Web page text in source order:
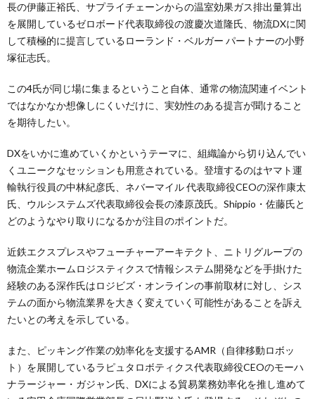
長の伊藤正裕氏、サプライチェーンからの温室効果ガス排出量算出
を展開しているゼロボード代表取締役の渡慶次道隆氏、物流DXに関
して積極的に提言しているローランド・ベルガー パートナーの小野
塚征志氏。
この4氏が同じ場に集まるということ自体、通常の物流関連イベント
ではなかなか想像しにくいだけに、実効性のある提言が聞けること
を期待したい。
DXをいかに進めていくかというテーマに、組織論から切り込んでい
くユニークなセッションも用意されている。登壇するのはヤマト運
輸執行役員の中林紀彦氏、ネバーマイル 代表取締役CEOの深作康太
氏、ウルシステムズ代表取締役会長の漆原茂氏。Shippio・佐藤氏と
どのようなやり取りになるかが注目のポイントだ。
近鉄エクスプレスやフューチャーアーキテクト、ニトリグループの
物流企業ホームロジスティクスで情報システム開発などを手掛けた
経験のある深作氏はロジビズ・オンラインの事前取材に対し、シス
テムの面から物流業界を大きく変えていく可能性があることを訴え
たいとの考えを示している。
また、ピッキング作業の効率化を支援するAMR（自律移動ロボッ
ト）を展開しているラピュタロボティクス代表取締役CEOのモーハ
ナラージャー・ガジャン氏、DXによる貿易業務効率化を推し進めて